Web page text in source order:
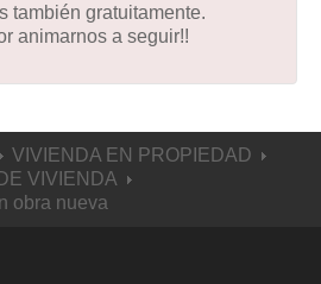
también gratuitamente.
animarnos a seguir!!
VIVIENDA EN PROPIEDAD
VIVIENDA
obra nueva